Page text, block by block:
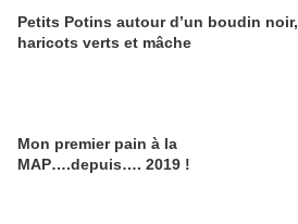
Petits Potins autour d’un boudin noir,
haricots verts et mâche
Mon premier pain à la
MAP….depuis…. 2019 !